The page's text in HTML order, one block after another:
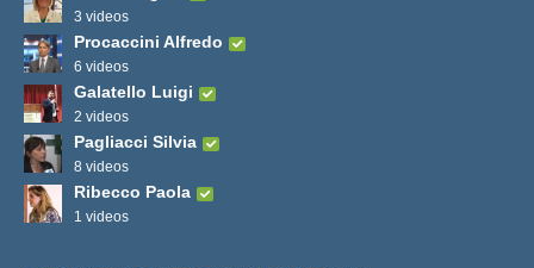
3 videos
Procaccini Alfredo
6 videos
Galatello Luigi
2 videos
Pagliacci Silvia
8 videos
Ribecco Paola
1 videos